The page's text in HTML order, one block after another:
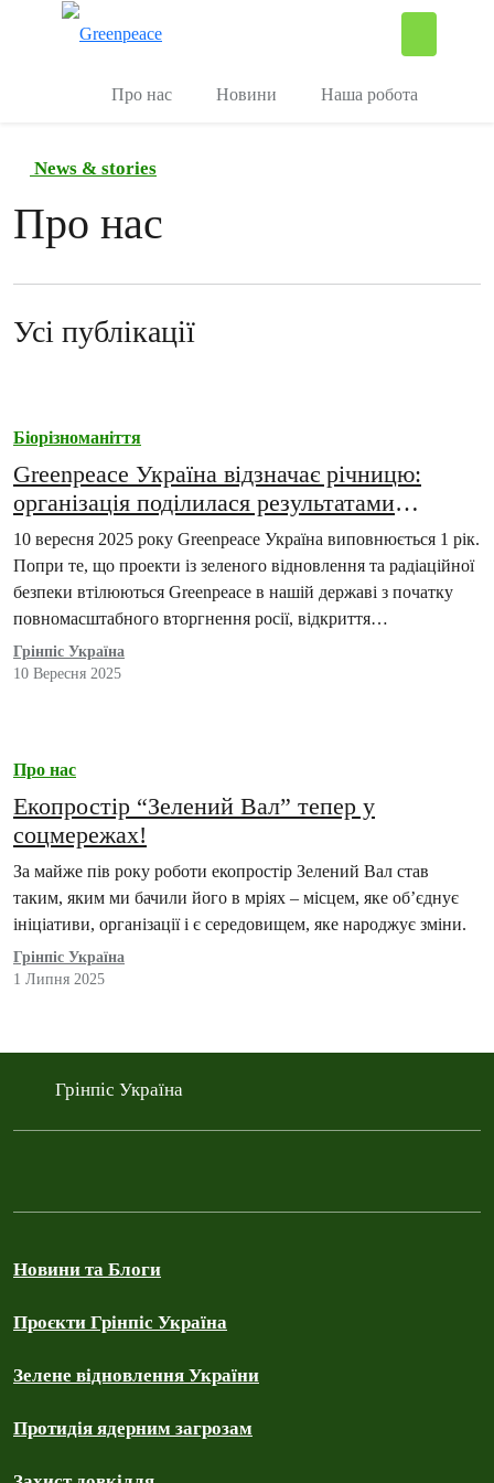
Про нас Новини Наша робота
News & stories
Про нас
Усі публікації
Біорізноманіття
Greenpeace Україна відзначає річницю:
організація поділилася результатами
першого року роботи
10 вересня 2025 року Greenpeace Україна виповнюється 1 рік.
Попри те, що проекти із зеленого відновлення та радіаційної
безпеки втілюються Greenpeace в нашій державі з початку
повномасштабного вторгнення росії, відкриття…
Грінпіс Україна
10 Вересня 2025
Про нас
Екопростір “Зелений Вал” тепер у
соцмережах!
За майже пів року роботи екопростір Зелений Вал став
таким, яким ми бачили його в мріях – місцем, яке об’єднує
ініціативи, організації і є середовищем, яке народжує зміни.
Грінпіс Україна
1 Липня 2025
Грінпіс Україна
Новини та Блоги
Проєкти Грінпіс Україна
Зелене відновлення України
Протидія ядерним загрозам